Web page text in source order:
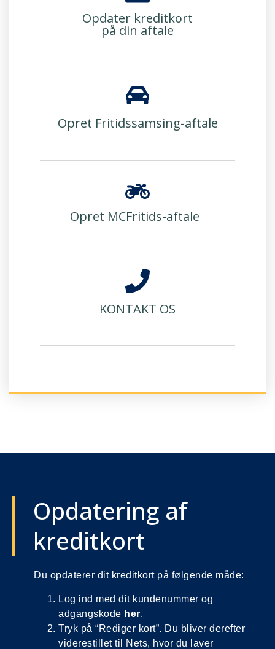
Opdater kreditkort
på din aftale
Opret Fritidssamsing-aftale
Opret MCFritids-aftale
KONTAKT OS
Opdatering af
kreditkort
Du opdaterer dit kreditkort på følgende måde:
Log ind med dit kundenummer og
adgangskode her.
Tryk på “Rediger kort”. Du bliver derefter
viderestillet til Nets, hvor du laver